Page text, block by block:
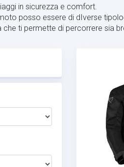
in sicurezza e comfort.
posso essere di dIverse
che ti permette di percorrere sia